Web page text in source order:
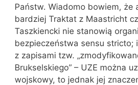
Państw. Wiadomo bowiem, że
bardziej Traktat z Maastricht
Taszkiencki nie stanowią
bezpieczeństwa sensu stricto;
z zapisami tzw.
Brukselskiego” – UZE można
wojskowy, to jednak jej